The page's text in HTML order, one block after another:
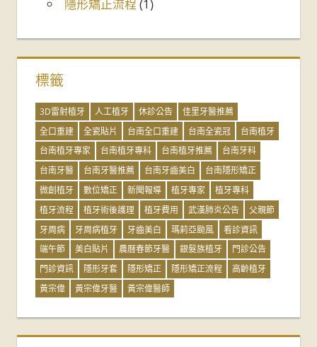
隱形矯正流程 (1)
標籤
3D雷射植牙 人工植牙 休診公告
佳里牙醫推薦
全口重建
全瓷貼片 台南全口重建 台南全瓷冠
台南植牙
台南植牙專家
台南植牙專科 台南植牙推薦
台南牙科
台南牙醫
台南牙醫推薦 台南牙齒美白
台南隱形矯正
微創植牙
數位矯正 新聞報導 植牙專家
植牙專科
植牙流程
植牙術後護理 植牙費用 武漢肺炎公告
父親節
牙周病
牙周病植牙 牙齒美白 瑪莉亞颱風
看診資訊
端午節
美白貼片 農曆春節牙醫 銀髮族植牙
門診公告
門診資訊
隱形牙套 隱形矯正 隱形矯正流程
高齡植牙
黃宗偉
黃宗偉牙醫 黃宗偉醫師